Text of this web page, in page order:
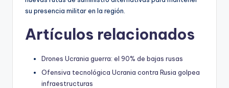
su presencia militar en la región.
Artículos relacionados
Drones Ucrania guerra: el 90% de bajas rusas
Ofensiva tecnológica Ucrania contra Rusia golpea
infraestructuras